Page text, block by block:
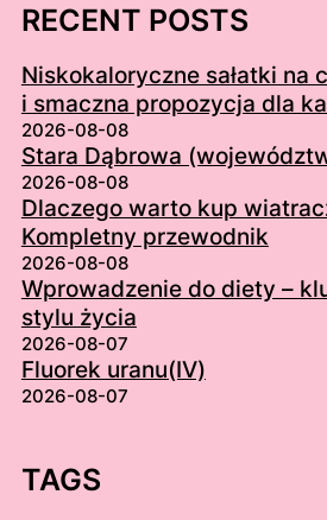
RECENT POSTS
Niskokaloryczne sałatki na
i smaczna propozycja dla
2026-08-08
Stara Dąbrowa
2026-08-08
Dlaczego warto kup
Kompletny przewodnik
2026-08-08
Wprowadzenie do diety –
stylu życia
2026-08-07
Fluorek uranu(IV)
2026-08-07
TAGS